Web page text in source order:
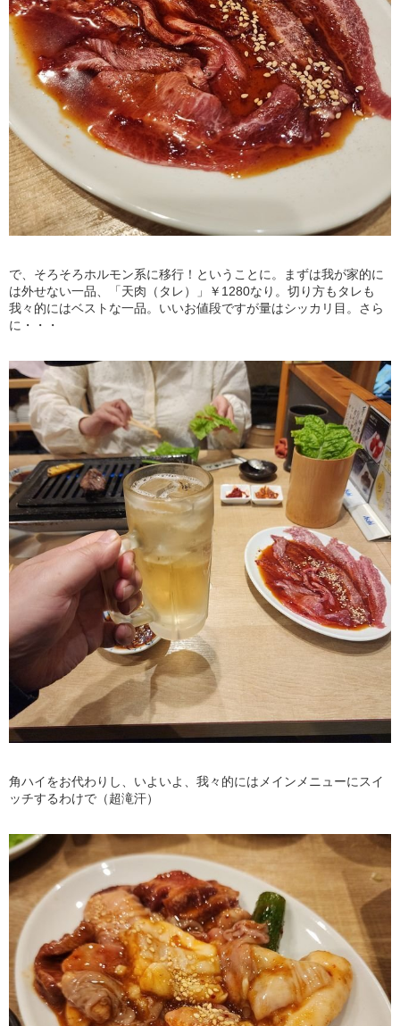
で、そろそろホルモン系に移行！ということに。まずは我が家的に
は外せない一品、「天肉（タレ）」￥1280なり。切り方もタレも
我々的にはベストな一品。いいお値段ですが量はシッカリ目。さら
に・・・
角ハイをお代わりし、いよいよ、我々的にはメインメニューにスイ
ッチするわけで（超滝汗）